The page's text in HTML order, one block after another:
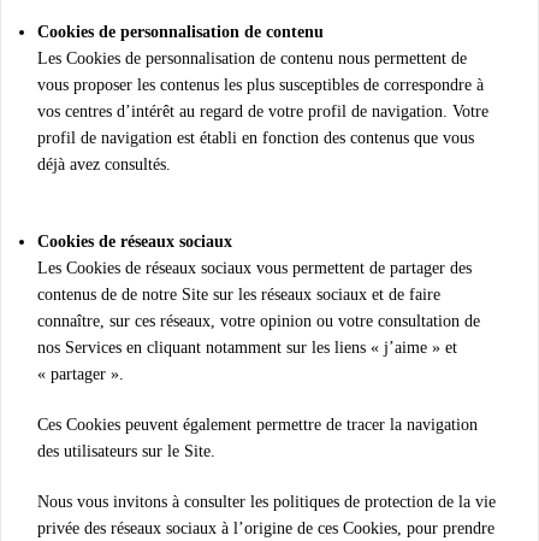
Cookies de personnalisation de contenu
Les Cookies de personnalisation de contenu nous permettent de
vous proposer les contenus les plus susceptibles de correspondre à
vos centres d’intérêt au regard de votre profil de navigation. Votre
profil de navigation est établi en fonction des contenus que vous
déjà avez consultés.
Cookies de réseaux sociaux
Les Cookies de réseaux sociaux vous permettent de partager des
contenus de de notre Site sur les réseaux sociaux et de faire
connaître, sur ces réseaux, votre opinion ou votre consultation de
nos Services en cliquant notamment sur les liens « j’aime » et
« partager ».
Ces Cookies peuvent également permettre de tracer la navigation
des utilisateurs sur le Site.
Nous vous invitons à consulter les politiques de protection de la vie
privée des réseaux sociaux à l’origine de ces Cookies, pour prendre